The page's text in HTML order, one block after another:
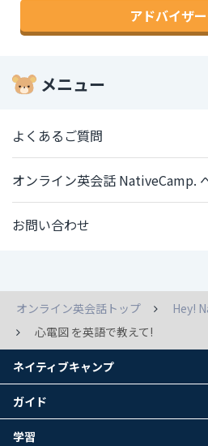
アドバイザ
メニュー
よくあるご質問
オンライン英会話 NativeCamp.
お問い合わせ
オンライン英会話トップ
Hey!
心電図 を英語で教えて!
ネイティブキャンプ
ガイド
学習